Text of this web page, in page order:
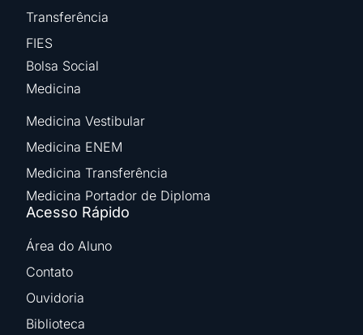
Transferência
FIES
Bolsa Social
Medicina
Medicina Vestibular
Medicina ENEM
Medicina Transferência
Medicina Portador de Diploma
Acesso Rápido
Área do Aluno
Contato
Ouvidoria
Biblioteca